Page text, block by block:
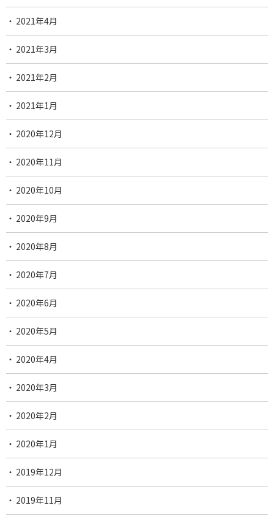
2021年4月
2021年3月
2021年2月
2021年1月
2020年12月
2020年11月
2020年10月
2020年9月
2020年8月
2020年7月
2020年6月
2020年5月
2020年4月
2020年3月
2020年2月
2020年1月
2019年12月
2019年11月